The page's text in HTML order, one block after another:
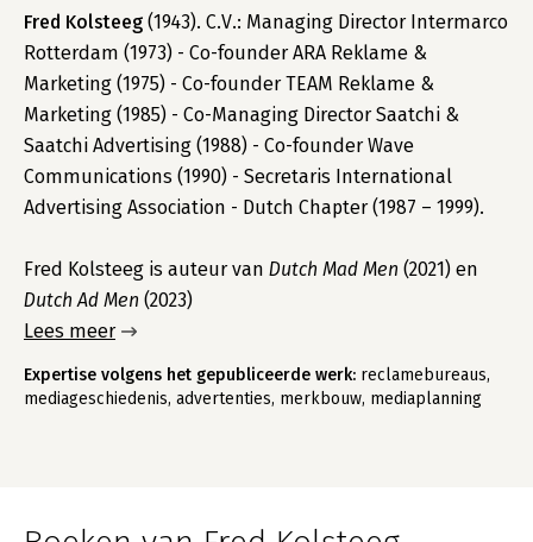
Fred Kolsteeg (1943). C.V.: Managing Director Intermarco
Rotterdam (1973) - Co-founder ARA Reklame &
Marketing (1975) - Co-founder TEAM Reklame &
Marketing (1985) - Co-Managing Director Saatchi &
Saatchi Advertising (1988) - Co-founder Wave
Communications (1990) - Secretaris International
Advertising Association - Dutch Chapter (1987 – 1999).
Fred Kolsteeg is auteur van Dutch Mad Men (2021) en
Dutch Ad Men (2023)
Lees meer
Expertise volgens het gepubliceerde werk: reclamebureaus,
mediageschiedenis, advertenties, merkbouw, mediaplanning